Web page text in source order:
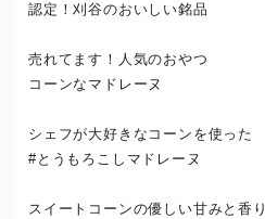
認定！刈谷のおいしい銘品
売れてます！人気のおやつ
コーンなマドレーヌ
シェフが大好きなコーンを使った
#とうもろこしマドレーヌ
スイートコーンの優しい甘みと香り